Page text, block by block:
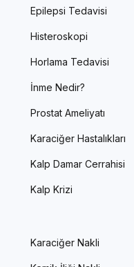
Epilepsi Tedavisi
Histeroskopi
Horlama Tedavisi
İnme Nedir?
Prostat Ameliyatı
Karaciğer Hastalıkları
Kalp Damar Cerrahisi
Kalp Krizi
Karaciğer Nakli